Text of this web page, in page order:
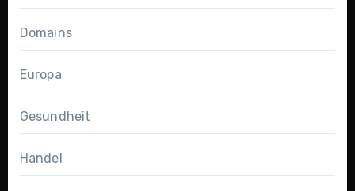
Domains
Europa
Gesundheit
Handel